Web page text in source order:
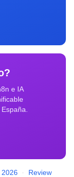
e IA
·
Review